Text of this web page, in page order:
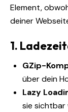
Element,
deiner
1.
GZip-
über dein
Lazy
sie sichtbar